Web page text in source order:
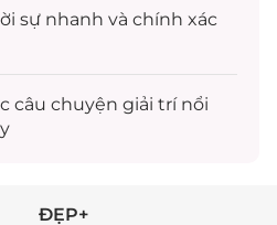
sự nhanh và chính xác
câu chuyện giải trínổi
ĐẸP+